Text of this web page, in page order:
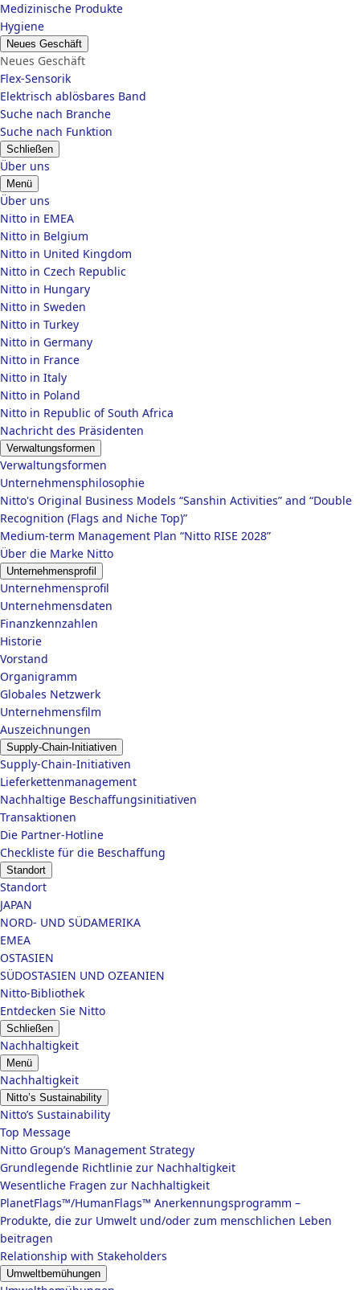
Medizinische Produkte
Hygiene
Neues Geschäft
Neues Geschäft
Flex-Sensorik
Elektrisch ablösbares Band
Suche nach Branche
Suche nach Funktion
Schließen
Über uns
Menü
Über uns
Nitto in EMEA
Nitto in Belgium
Nitto in United Kingdom
Nitto in Czech Republic
Nitto in Hungary
Nitto in Sweden
Nitto in Turkey
Nitto in Germany
Nitto in France
Nitto in Italy
Nitto in Poland
Nitto in Republic of South Africa
Nachricht des Präsidenten
Verwaltungsformen
Verwaltungsformen
Unternehmensphilosophie
Nitto's Original Business Models “Sanshin Activities” and “Double
Recognition (Flags and Niche Top)”
Medium-term Management Plan “Nitto RISE 2028”
Über die Marke Nitto
Unternehmensprofil
Unternehmensprofil
Unternehmensdaten
Finanzkennzahlen
Historie
Vorstand
Organigramm
Globales Netzwerk
Unternehmensfilm
Auszeichnungen
Supply-Chain-Initiativen
Supply-Chain-Initiativen
Lieferkettenmanagement
Nachhaltige Beschaffungsinitiativen
Transaktionen
Die Partner-Hotline
Checkliste für die Beschaffung
Standort
Standort
JAPAN
NORD- UND SÜDAMERIKA
EMEA
OSTASIEN
SÜDOSTASIEN UND OZEANIEN
Nitto-Bibliothek
Entdecken Sie Nitto
Schließen
Nachhaltigkeit
Menü
Nachhaltigkeit
Nitto’s Sustainability
Nitto’s Sustainability
Top Message
Nitto Group’s Management Strategy
Grundlegende Richtlinie zur Nachhaltigkeit
Wesentliche Fragen zur Nachhaltigkeit
PlanetFlags™/HumanFlags™ Anerkennungsprogramm –
Produkte, die zur Umwelt und/oder zum menschlichen Leben
beitragen
Relationship with Stakeholders
Umweltbemühungen